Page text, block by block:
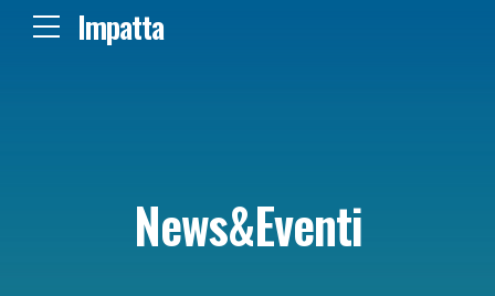
Impatta
News&Eventi